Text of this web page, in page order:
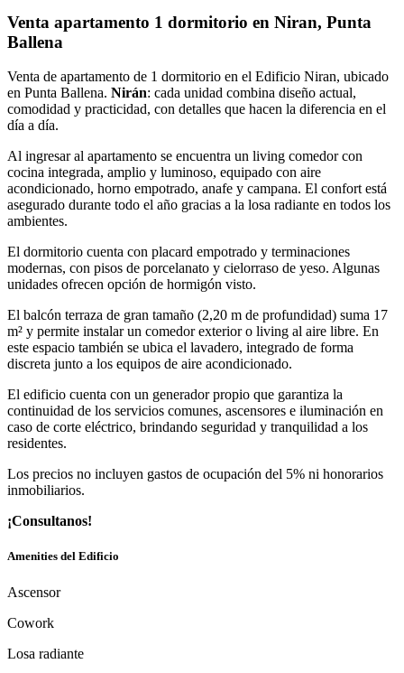
Venta apartamento 1 dormitorio en Niran, Punta
Ballena
Venta de apartamento de 1 dormitorio en el Edificio Niran, ubicado
en Punta Ballena. Nirán: cada unidad combina diseño actual,
comodidad y practicidad, con detalles que hacen la diferencia en el
día a día.
Al ingresar al apartamento se encuentra un living comedor con
cocina integrada, amplio y luminoso, equipado con aire
acondicionado, horno empotrado, anafe y campana. El confort está
asegurado durante todo el año gracias a la losa radiante en todos los
ambientes.
El dormitorio cuenta con placard empotrado y terminaciones
modernas, con pisos de porcelanato y cielorraso de yeso. Algunas
unidades ofrecen opción de hormigón visto.
El balcón terraza de gran tamaño (2,20 m de profundidad) suma 17
m² y permite instalar un comedor exterior o living al aire libre. En
este espacio también se ubica el lavadero, integrado de forma
discreta junto a los equipos de aire acondicionado.
El edificio cuenta con un generador propio que garantiza la
continuidad de los servicios comunes, ascensores e iluminación en
caso de corte eléctrico, brindando seguridad y tranquilidad a los
residentes.
Los precios no incluyen gastos de ocupación del 5% ni honorarios
inmobiliarios.
¡Consultanos!
Amenities del Edificio
Ascensor
Cowork
Losa radiante